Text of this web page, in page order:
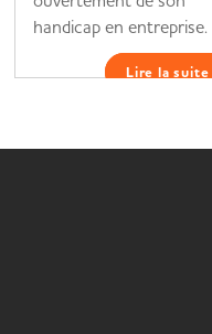
handicap en entreprise.
Lire la